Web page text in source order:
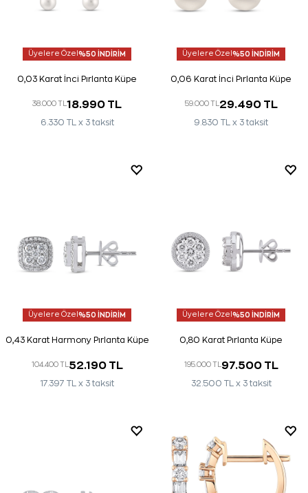
Üyelere Özel %50 İNDİRİM
0,03 Karat İnci Pırlanta Küpe
38.000 TL 18.990 TL
6.330 TL x 3 taksit
Üyelere Özel %50 İNDİRİM
0,06 Karat İnci Pırlanta Küpe
59.000 TL 29.490 TL
9.830 TL x 3 taksit
Üyelere Özel %50 İNDİRİM
0,43 Karat Harmony Pırlanta Küpe
104.400 TL 52.190 TL
17.397 TL x 3 taksit
Üyelere Özel %50 İNDİRİM
0,80 Karat Pırlanta Küpe
195.000 TL 97.500 TL
32.500 TL x 3 taksit